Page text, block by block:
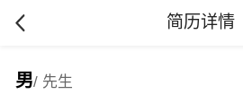
简历详情
男/ 先生